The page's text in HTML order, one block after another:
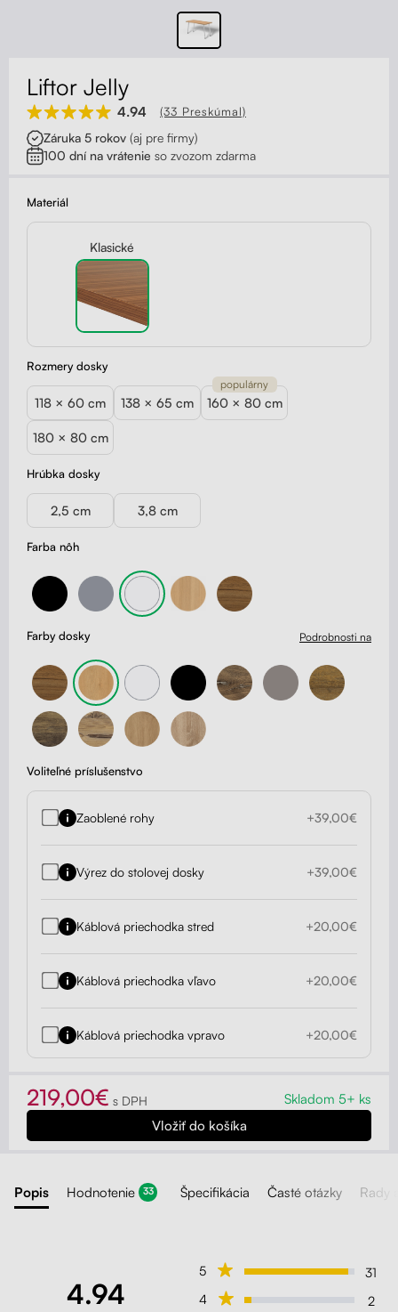
Stojany na monitor - Riser
Skrinky so zásuvkami a zásuvky
Akustické paravány
Opierky
Liftor Jelly
4.94 (33 Preskúmal)
Záruka 5 rokov (aj pre firmy)
100 dní na vrátenie so zvozom zdarma
Materiál
Klasické
Farba nôh
Hrúbka dosky
2,5 cm 3,8 cm
Rozmery dosky
118 × 60 cm 138 × 65 cm 160 × 80 cm
populárny
180 × 80 cm
Farby dosky Podrobnosti na
Voliteľné príslušenstvo
Zaoblené rohy +39,00€
Výrez do stolovej dosky +39,00€
Káblová priechodka stred +20,00€
Káblová priechodka vľavo +20,00€
Káblová priechodka vpravo +20,00€
219,00€ s DPH Skladom 5+ ks
Popis Hodnotenie 33 Špecifikácia Časté otázky Rady
4.94
5
31
4
2